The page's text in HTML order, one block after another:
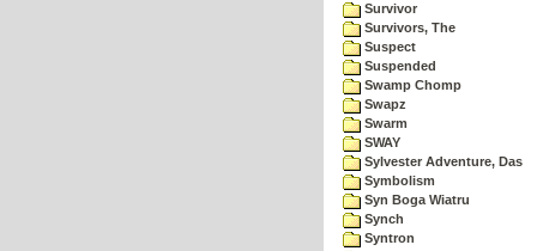
Survivor
Survivors, The
Suspect
Suspended
Swamp Chomp
Swapz
Swarm
SWAY
Sylvester Adventure, Das
Symbolism
Syn Boga Wiatru
Synch
Syntron